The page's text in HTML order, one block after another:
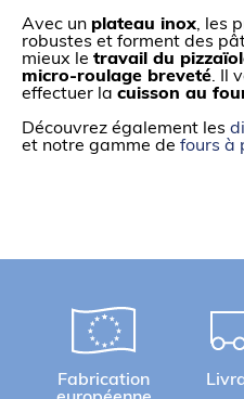
Avec un plateau inox, les
robustes et forment des
mieux le travail du
micro-roulage breveté. Il
effectuer la cuisson au
Découvrez également les
et notre gamme de fours à
Fabrication